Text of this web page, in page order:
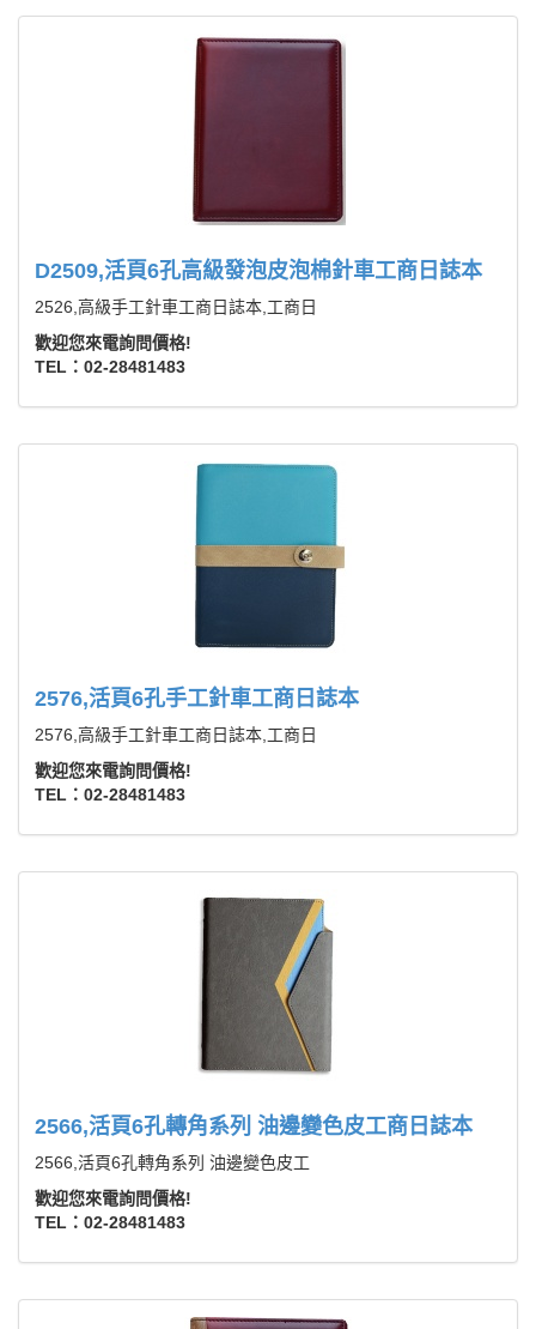
D2509,活頁6孔高級發泡皮泡棉針車工商日誌本
2526,高級手工針車工商日誌本,工商日
歡迎您來電詢問價格!
TEL：02-28481483
2576,活頁6孔手工針車工商日誌本
2576,高級手工針車工商日誌本,工商日
歡迎您來電詢問價格!
TEL：02-28481483
2566,活頁6孔轉角系列 油邊變色皮工商日誌本
2566,活頁6孔轉角系列 油邊變色皮工
歡迎您來電詢問價格!
TEL：02-28481483